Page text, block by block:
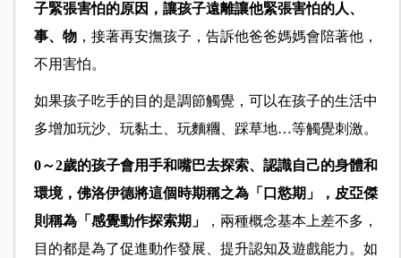
子緊張害怕的原因，讓孩子遠離讓他緊張害怕的人、
事、物，接著再安撫孩子，告訴他爸爸媽媽會陪著他，
不用害怕。
如果孩子吃手的目的是調節觸覺，可以在孩子的生活中
多增加玩沙、玩黏土、玩麵糰、踩草地…等觸覺刺激。
0～2歲的孩子會用手和嘴巴去探索、認識自己的身體和
環境，佛洛伊德將這個時期稱之為「口慾期」，皮亞傑
則稱為「感覺動作探索期」
，兩種概念基本上差不多，
目的都是為了促進動作發展、提升認知及遊戲能力。如